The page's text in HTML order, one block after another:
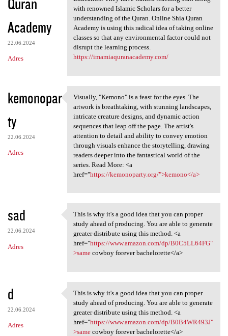
Academy
22.06.2024
Adres
with renowned Islamic Scholars for a better
understanding of the Quran. Online Shia Quran
Academy is using this radical idea of taking online
classes so that any environmental factor could not
disrupt the learning process.
https://imamiaquranacademy.com/
kemonopar
ty
22.06.2024
Adres
Visually, "Kemono" is a feast
Visually, "Kemono" is a feast for the eyes. The
artwork is breathtaking, with stunning landscapes,
intricate creature designs, and dynamic action
sequences that leap off the page. The artist's
attention to detail and ability to convey emotion
through visuals enhance the storytelling, drawing
readers deeper into the fantastical world of the
series. Read More: <a
href="https://kemonoparty.org/">kemono</a>
sad
22.06.2024
Adres
This is why it's a good idea
This is why it's a good idea that you can proper
study ahead of producing. You are able to generate
greater distribute using this method. <a
href="https://www.amazon.com/dp/B0C5LL64FG"
>samecowboy forever bachelorette</a>
d
22.06.2024
Adres
This is why it's a good idea
This is why it's a good idea that you can proper
study ahead of producing. You are able to generate
greater distribute using this method. <a
href="https://www.amazon.com/dp/B0B4WR493J"
>samecowboy forever bachelorette</a>